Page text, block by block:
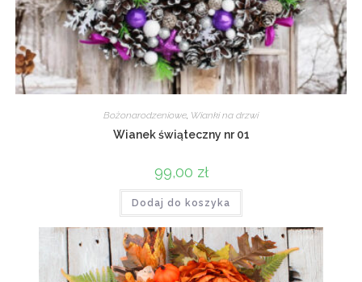
Bożonarodzeniowe, Wianki na drzwi
Wianek świąteczny nr 01
99,00 zł
Dodaj do koszyka